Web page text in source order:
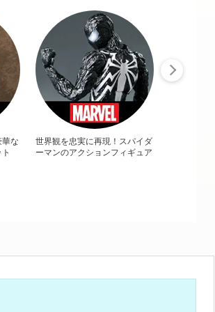
華な
世界観を忠実に再現！スパイダ
ーマンのアクションフィギュア